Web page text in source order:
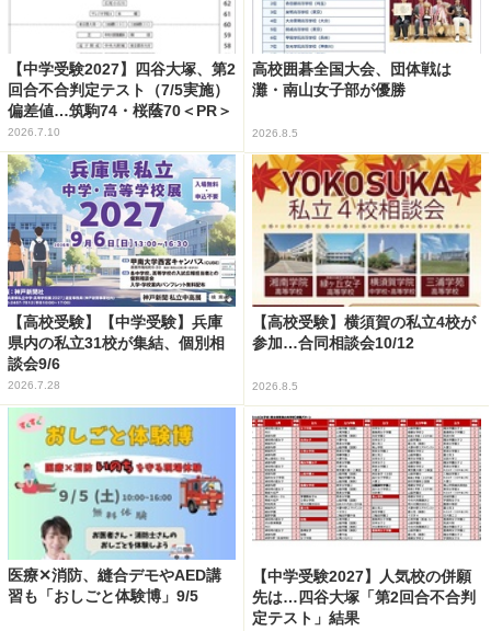
【中学受験2027】四谷大塚、第2
回合不合判定テスト（7/5実施）
偏差値…筑駒74・桜蔭70＜PR＞
2026.7.10
高校囲碁全国大会、団体戦は
灘・南山女子部が優勝
2026.8.5
【高校受験】【中学受験】兵庫
県内の私立31校が集結、個別相
談会9/6
2026.7.28
【高校受験】横須賀の私立4校が
参加…合同相談会10/12
2026.8.5
医療✕消防、縫合デモやAED講
習も「おしごと体験博」9/5
【中学受験2027】人気校の併願
先は…四谷大塚「第2回合不合判
定テスト」結果